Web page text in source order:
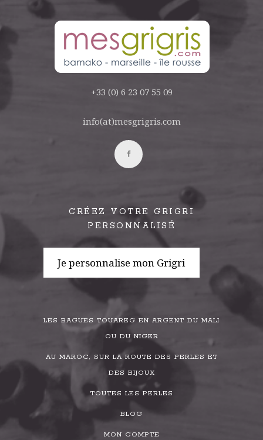
+33 (0) 6 23 07 55 09
info(at)mesgrigris.com
CRÉEZ VOTRE GRIGRI
PERSONNALISÉ
Je personnalise mon Grigri
LES BAGUES TOUAREG EN ARGENT DU MALI
OU DU NIGER
AU MAROC, SUR LA ROUTE DES PERLES ET
DES BIJOUX
TOUTES LES PERLES
BLOG
MON COMPTE